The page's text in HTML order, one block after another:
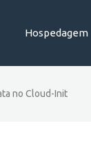
Hospedagem
no Cloud-Init